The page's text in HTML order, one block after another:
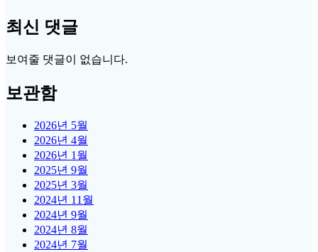
최신 댓글
보여줄 댓글이 없습니다.
보관함
2026년 5월
2026년 4월
2026년 1월
2025년 9월
2025년 3월
2024년 11월
2024년 9월
2024년 8월
2024년 7월